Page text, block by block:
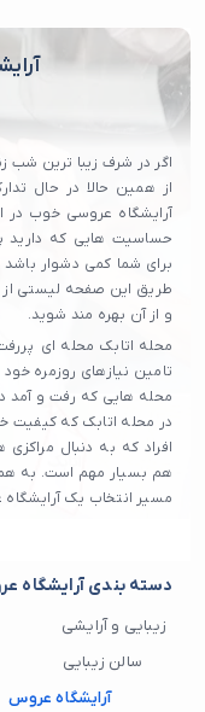
اگر در شرف زیبا ترین
از همین حالا در حال
آرایشگاه عروسی خوب در
حساسیت هایی که دارید
برای شما کمی دشوار باشد
طریق این صفحه لیستی از
و از آن بهره مند شوید.
محله اتابک محله‌ ای
تامین نیازهای روزمره
محله هایی که رفت و آمد
در محله اتابک که کیفیت
افراد که به دنبال
هم بسیار مهم است. به
مسیر انتخاب یک آرایشگاه
دسته بندی آرایشگاه
زیبایی و آرایشی
سالن زیبایی
آرایشگاه عروس